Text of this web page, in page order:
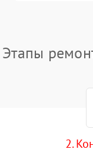
Этапы
2.